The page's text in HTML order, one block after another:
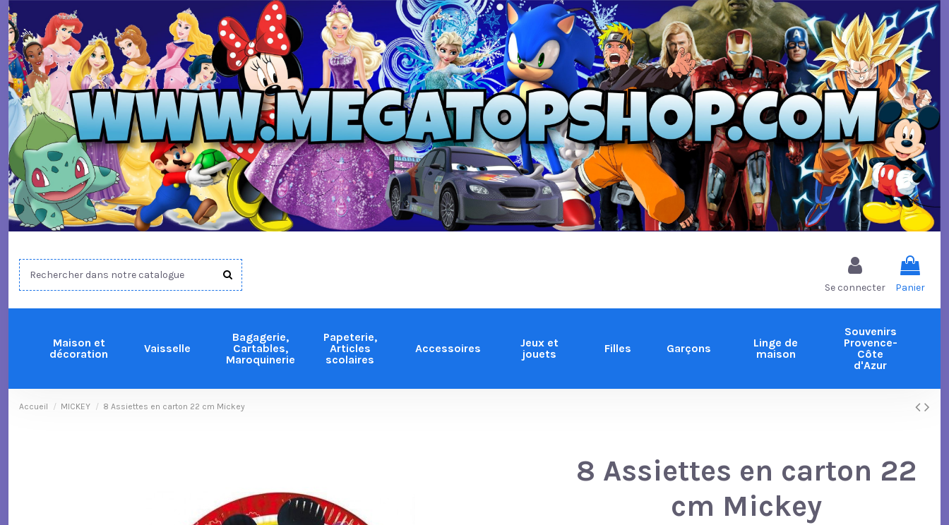
Se connecter Panier
Maison et
décoration
Vaisselle
Bagagerie,
Cartables,
Maroquinerie
Papeterie,
Articles
scolaires
Accessoires
Jeux et
jouets
Filles Garçons
Linge de
maison
Souvenirs
Provence-
Côte
d'Azur
Accueil MICKEY 8 Assiettes en carton 22 cm Mickey
8 Assiettes en carton 22
cm Mickey